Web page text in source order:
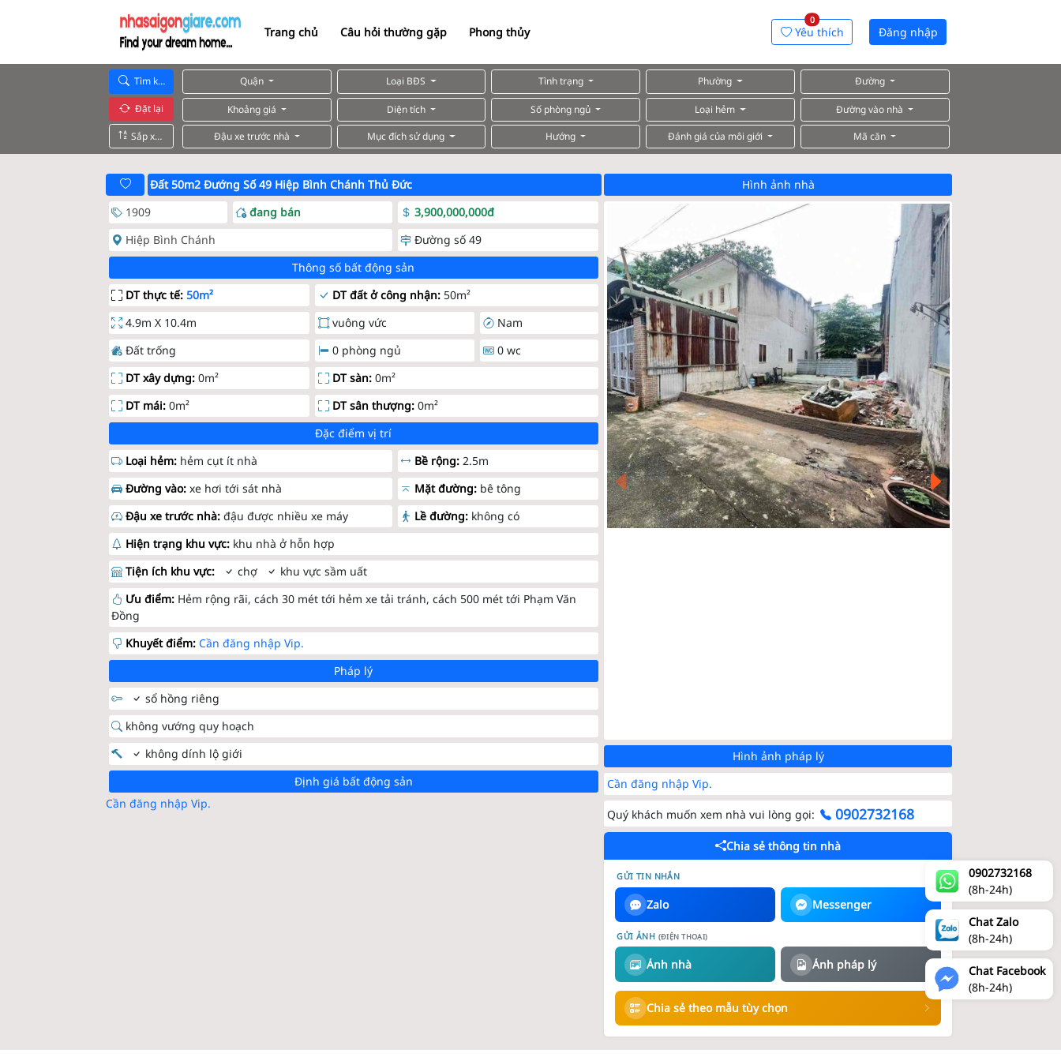
Trang chủ Câu hỏi thường gặp Phong thủy Yêu thích
0
Đăng nhập
Tìm kiếm
Đặt lại
Sắp xếp
Quận Loại BĐS Tình trạng Phường Đường
Khoảng giá Diện tích Số phòng ngủ Loại hẻm
Đường vào nhà
Đậu xe trước nhà
Mục đích sử dụng Hướng Đánh giá của môi giới Mã căn
Đất 50m2 Đướng Số 49 Hiệp Bình Chánh Thủ Đức
1909
đang bán
3,900,000,000đ
Hiệp Bình Chánh
Đường số 49
Thông số bất động sản
DT thực tế:50m² DT đất ở công nhận: 50m²
4.9m X 10.4m
vuông vức
Nam
Đất trống
0 phòng ngủ
0 wc
DT xây dựng:0m² DT sàn: 0m²
DT mái:0m² DT sân thượng: 0m²
Đặc điểm vị trí
Loại hẻm: hẻm cụt ít nhà Bề rộng:2.5m
Đường vào:xe hơi tới sát nhà Mặt đường: bê tông
Đậu xe trước nhà:đậu được nhiều xe máy Lề đường: không có
Hiện trạng khu vực: khu nhà ở hỗn hợp
Tiện ích khu vực:
chợ
khu vực sầm uất
Ưu điểm: Hẻm rộng rãi, cách 30 mét tới hẻm xe tải tránh, cách 500 mét tới Phạm Văn
Đồng
Khuyết điểm:Cần đăng nhập Vip.
Pháp lý
sổ hồng riêng
không vướng quy hoạch
không dính lộ giới
Định giá bất động sản
Cần đăng nhập Vip.
Hình ảnh nhà
Hình ảnh pháp lý
Cần đăng nhập Vip.
Quý khách muốn xem nhà vui lòng gọi: 0902732168
Chia sẻ thông tin nhà
GỬI TIN NHẮN
Zalo Messenger
GỬI ẢNH (ĐIỆN THOẠI)
Ảnh nhà Ảnh pháp lý
Chia sẻ theo mẫu tùy chọn
0902732168
(8h-24h)
Chat Zalo
(8h-24h)
Chat Facebook
(8h-24h)